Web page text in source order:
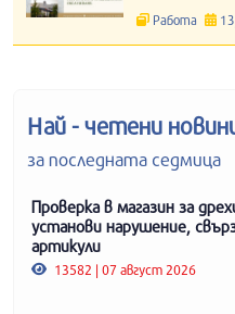
Работа
Най - четени
за последната седмица
Проверка в магазин за
установи нарушение,
артикули
13582 | 07 август 2026